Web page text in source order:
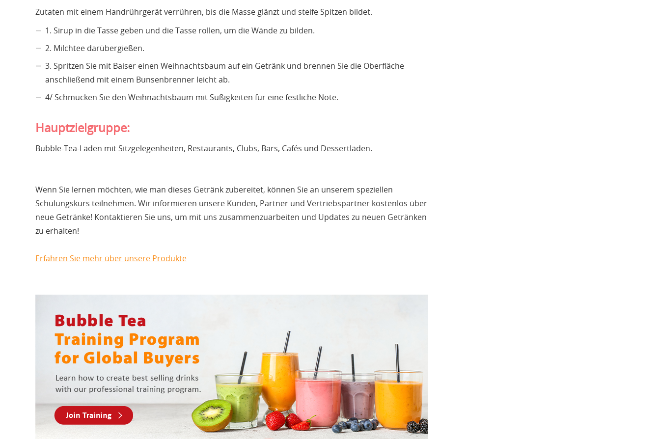
Zutaten mit einem Handrührgerät verrühren, bis die Masse glänzt und steife Spitzen bildet.
1. Sirup in die Tasse geben und die Tasse rollen, um die Wände zu bilden.
2. Milchtee darübergießen.
3. Spritzen Sie mit Baiser einen Weihnachtsbaum auf ein Getränk und brennen Sie die Oberfläche
anschließend mit einem Bunsenbrenner leicht ab.
4/ Schmücken Sie den Weihnachtsbaum mit Süßigkeiten für eine festliche Note.
Hauptzielgruppe:
Bubble-Tea-Läden mit Sitzgelegenheiten, Restaurants, Clubs, Bars, Cafés und Dessertläden.
Wenn Sie lernen möchten, wie man dieses Getränk zubereitet, können Sie an unserem speziellen
Schulungskurs teilnehmen. Wir informieren unsere Kunden, Partner und Vertriebspartner kostenlos über
neue Getränke! Kontaktieren Sie uns, um mit uns zusammenzuarbeiten und Updates zu neuen Getränken
zu erhalten!
Erfahren Sie mehr über unsere Produkte